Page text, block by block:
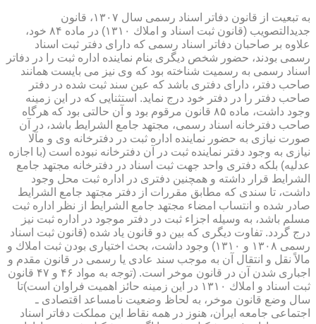
به تبعیت از قانون دفاتر اسناد رسمی سال ۱۳۰۷، قانون
جدیدالتصویب (قانون ثبت اسناد و املاك ۱۳۱۰) در ماده ۸۴ خود،
علاوه بر صاحبان دفاتر اسناد رسمی كه دارای دفتر ثبت اسناد
رسمی بودند، حضور شخص دیگری بنام نماینده اداره ثبت را در دفاتر
اسناد رسمی به رسمیت شناخته بود كه وی نیز می بایست همانند
صاحب دفتر، دارای دفتری باشد كه عین سند ثبت شده در دفتر
صاحب دفتر را در دفتر خود درج نماید. استثنایی كه در این زمینه
وجود داشت، ماده ۸۵ قانون مرقوم بود و آن حالتی بود كه هرگاه
صاحب دفترخانه اسناد رسمی، مجتهد جامع الشرایط باشد، در آن
صورت نیازی به حضور نماینده اداره ثبت در دفترخانه وی و مآلا
نیازی به وجود دفتر نماینده ثبت در آن دفترخانه نبوده است (با اجازه
عدلیه) بلكه دفتری واحد جهت ثبت اسناد در دفترخانه مجتهد جامع
الشرایط قرار داشته و همچنین دفتری در اداره ثبت محل وجود
داشت، تا سندی كه مطابق مقررات از دفتر مجتهد جامع الشرایط
صادر شده و انتساب امضاء مجتهد جامع الشرایط از نظر اداره ثبت
مسلم باشد، به وسیله اجزاء ثبت در دفتر موجود در اداره ثبت نیز
درج گردد. تفاوت دیگری كه بین دو قانون یاد شده (قانون ثبت اسناد
رسمی ۱۳۰۸ و ۱۳۱۰) وجود داشت، بحث اختیاری بودن ثبت املاك و
مالاً نقل و انتقال آن به موجب سند عادی یا رسمی در قانون مقدم و
اجباری شدن آن در قانون موخر است. (توجه به مواد ۴۶ و ۴۷ قانون
ثبت اسناد و املاك ۱۳۱۰ در این زمینه حائز اهمیت فراوان است)تا
سال وضع قانون موخر، به لحاظ وضعیت نامساعد اقتصادی ـ
اجتماعی جامعه ایران، هنوز در همه نقاط این مملكت دفاتر اسناد